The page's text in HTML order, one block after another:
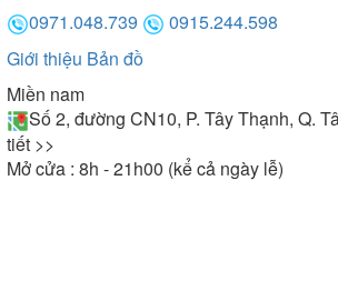
0971.048.739
0915.244.598
Giới thiệu Bản đồ
Miền nam
Số 2, đường CN10, P. Tây Thạnh, Q.
tiết >>
Mở cửa : 8h - 21h00 (kể cả ngày lễ)